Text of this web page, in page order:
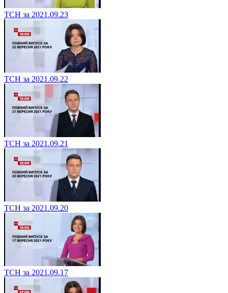
ТСН за 2021.09.23
ТСН за 2021.09.22
ТСН за 2021.09.21
ТСН за 2021.09.20
ТСН за 2021.09.17